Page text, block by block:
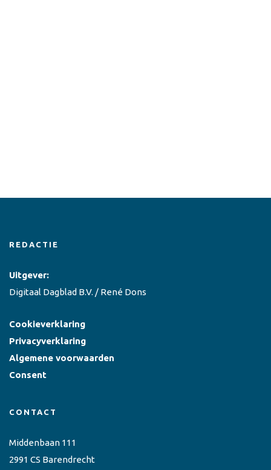
REDACTIE
Uitgever:
Digitaal Dagblad B.V. / René Dons
Cookieverklaring
Privacyverklaring
Algemene voorwaarden
Consent
CONTACT
Middenbaan 111
2991 CS Barendrecht